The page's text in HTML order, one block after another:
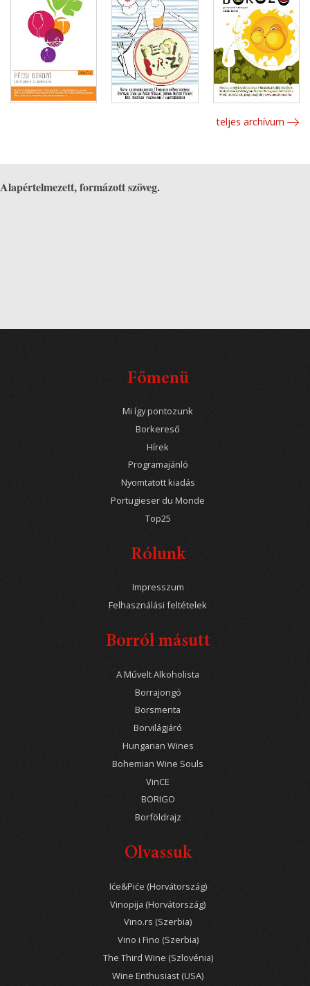
teljes archívum
Alapértelmezett, formázott szöveg.
Főmenü
Mi így pontozunk
Borkereső
Hírek
Programajánló
Nyomtatott kiadás
Portugieser du Monde
Top25
Rólunk
Impresszum
Felhasználási feltételek
Borról másutt
A Művelt Alkoholista
Borrajongó
Borsmenta
Borvilágjáró
Hungarian Wines
Bohemian Wine Souls
VinCE
BORIGO
Borföldrajz
Olvassuk
Iće&Piće (Horvátország)
Vinopija (Horvátország)
Vino.rs (Szerbia)
Vino i Fino (Szerbia)
The Third Wine (Szlovénia)
Wine Enthusiast (USA)